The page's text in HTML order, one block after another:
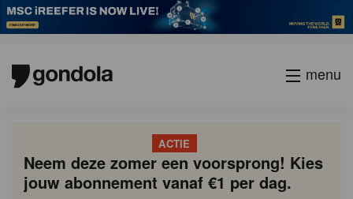
menu
ACTIE
Neem deze zomer een voorsprong! Kies
jouw abonnement vanaf €1 per dag.